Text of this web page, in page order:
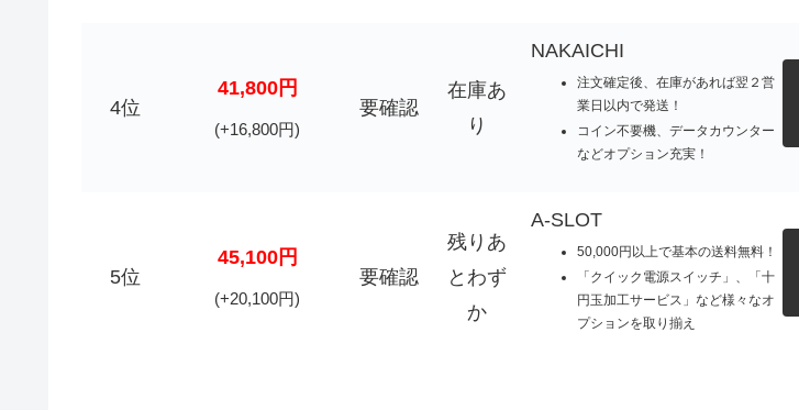
4位
41,800円
(+16,800円)
要確認
在庫あ
り
NAKAICHI
注文確定後、在庫があれば翌２営
業日以内で発送！
コイン不要機、データカウンター
などオプション充実！
5位
45,100円
(+20,100円)
要確認
残りあ
とわず
か
A-SLOT
50,000円以上で基本の送料無料！
「クイック電源スイッチ」、「十
円玉加工サービス」など様々なオ
プションを取り揃え